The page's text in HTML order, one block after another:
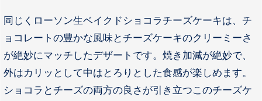
同じくローソン生ベイクドショコラチーズケーキは、チ
ョコレートの豊かな風味とチーズケーキのクリーミーさ
が絶妙にマッチしたデザートです。焼き加減が絶妙で、
外はカリッとして中はとろりとした食感が楽しめます。
ショコラとチーズの両方の良さが引き立つこのチーズケ